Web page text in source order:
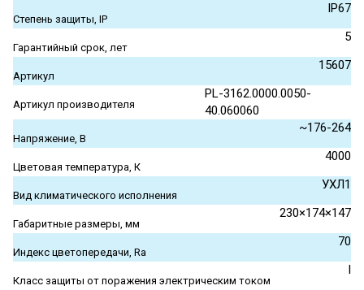
Степень защиты, IP
IP67
Гарантийный срок, лет
5
Артикул
15607
Артикул производителя
PL-3162.0000.0050-
40.060060
Напряжение, В
~176-264
Цветовая температура, К
4000
Вид климатического исполнения
УХЛ1
Габаритные размеры, мм
230×174×147
Индекс цветопередачи, Ra
70
Класс защиты от поражения электрическим током
I